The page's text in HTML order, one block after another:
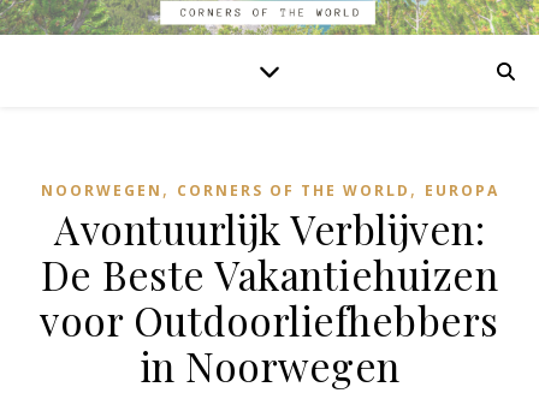
NOORWEGEN , CORNERS OF THE WORLD , EUROPA
Avontuurlijk Verblijven:
De Beste Vakantiehuizen
voor Outdoorliefhebbers
in Noorwegen